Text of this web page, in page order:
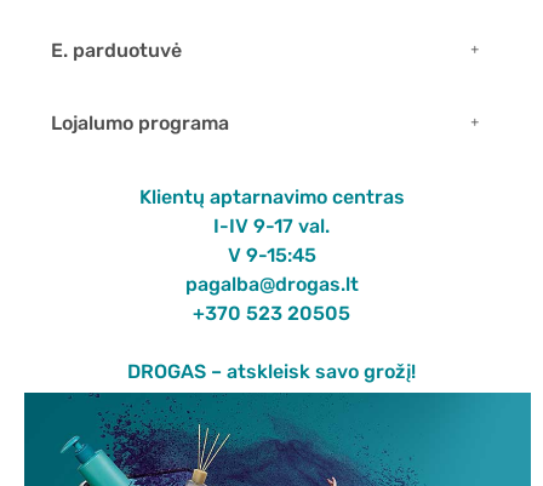
E. parduotuvė
Lojalumo programa
Klientų aptarnavimo centras
I-IV 9-17 val.
V 9-15:45
pagalba@drogas.lt
+370 523 20505
DROGAS – atskleisk savo grožį!